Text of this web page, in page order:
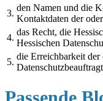
3.
den Namen und die
Kontaktdaten der
4.
das Recht, die
Hessischen
5.
die Erreichbarkeit der